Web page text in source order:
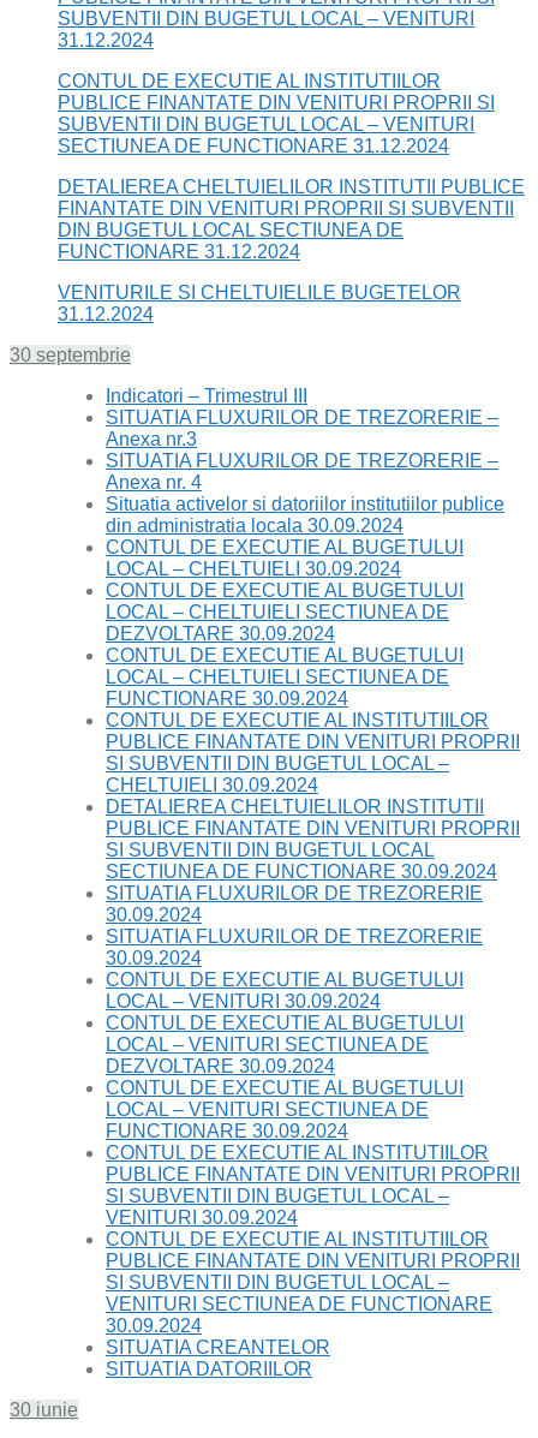
SUBVENTII DIN BUGETUL LOCAL – VENITURI
31.12.2024
CONTUL DE EXECUTIE AL INSTITUTIILOR
PUBLICE FINANTATE DIN VENITURI PROPRII SI
SUBVENTII DIN BUGETUL LOCAL – VENITURI
SECTIUNEA DE FUNCTIONARE 31.12.2024
DETALIEREA CHELTUIELILOR INSTITUTII PUBLICE
FINANTATE DIN VENITURI PROPRII SI SUBVENTII
DIN BUGETUL LOCAL SECTIUNEA DE
FUNCTIONARE 31.12.2024
VENITURILE SI CHELTUIELILE BUGETELOR
31.12.2024
30 septembrie
Indicatori – Trimestrul III
SITUATIA FLUXURILOR DE TREZORERIE –
Anexa nr.3
SITUATIA FLUXURILOR DE TREZORERIE –
Anexa nr. 4
Situatia activelor si datoriilor institutiilor publice
din administratia locala 30.09.2024
CONTUL DE EXECUTIE AL BUGETULUI
LOCAL – CHELTUIELI 30.09.2024
CONTUL DE EXECUTIE AL BUGETULUI
LOCAL – CHELTUIELI SECTIUNEA DE
DEZVOLTARE 30.09.2024
CONTUL DE EXECUTIE AL BUGETULUI
LOCAL – CHELTUIELI SECTIUNEA DE
FUNCTIONARE 30.09.2024
CONTUL DE EXECUTIE AL INSTITUTIILOR
PUBLICE FINANTATE DIN VENITURI PROPRII
SI SUBVENTII DIN BUGETUL LOCAL –
CHELTUIELI 30.09.2024
DETALIEREA CHELTUIELILOR INSTITUTII
PUBLICE FINANTATE DIN VENITURI PROPRII
SI SUBVENTII DIN BUGETUL LOCAL
SECTIUNEA DE FUNCTIONARE 30.09.2024
SITUATIA FLUXURILOR DE TREZORERIE
30.09.2024
SITUATIA FLUXURILOR DE TREZORERIE
30.09.2024
CONTUL DE EXECUTIE AL BUGETULUI
LOCAL – VENITURI 30.09.2024
CONTUL DE EXECUTIE AL BUGETULUI
LOCAL – VENITURI SECTIUNEA DE
DEZVOLTARE 30.09.2024
CONTUL DE EXECUTIE AL BUGETULUI
LOCAL – VENITURI SECTIUNEA DE
FUNCTIONARE 30.09.2024
CONTUL DE EXECUTIE AL INSTITUTIILOR
PUBLICE FINANTATE DIN VENITURI PROPRII
SI SUBVENTII DIN BUGETUL LOCAL –
VENITURI 30.09.2024
CONTUL DE EXECUTIE AL INSTITUTIILOR
PUBLICE FINANTATE DIN VENITURI PROPRII
SI SUBVENTII DIN BUGETUL LOCAL –
VENITURI SECTIUNEA DE FUNCTIONARE
30.09.2024
SITUATIA CREANTELOR
SITUATIA DATORIILOR
30 iunie